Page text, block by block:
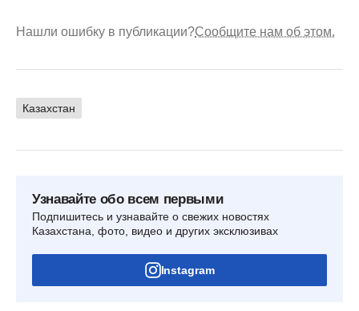
Нашли ошибку в публикации?Сообщите нам об этом.
Казахстан
Узнавайте обо всем первыми
Подпишитесь и узнавайте о свежих новостях
Казахстана, фото, видео и других эксклюзивах
Instagram